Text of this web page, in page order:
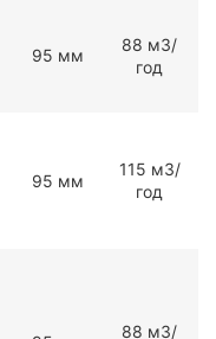
95 мм
88 мЗ/
год
95 мм
115 мЗ/
год
88 мЗ/